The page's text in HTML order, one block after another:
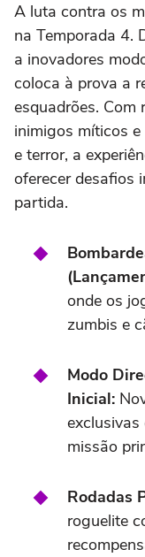
A luta contra os
na Temporada 4.
a inovadores
coloca à prova a
esquadrões. Com
inimigos míticos
e terror, a
oferecer desafios
partida.
onde os
zumbis e
Modo
Inicial:
missão
Rodadas
roguelite